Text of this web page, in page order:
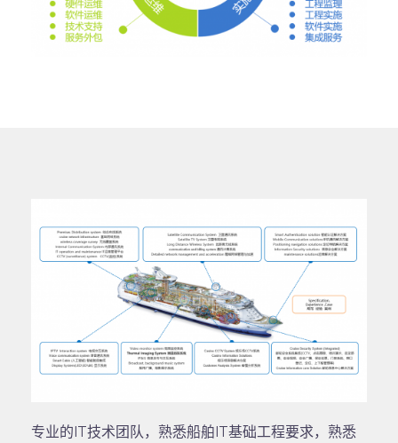
专业的IT技术团队，熟悉船舶IT基础工程要求，熟悉